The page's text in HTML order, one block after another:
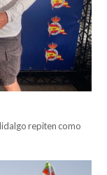
repiten como